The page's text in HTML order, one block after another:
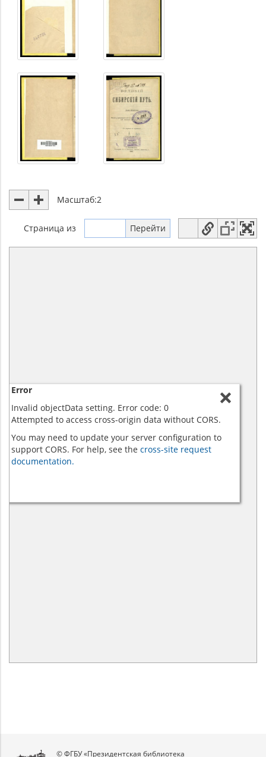
Масштаб:2
Страница из
Error
Invalid objectData setting. Error code: 0
Attempted to access cross-origin data without CORS.
You may need to update your server configuration to
support CORS. For help, see the cross-site request
documentation.
© ФГБУ «Президентская библиотека